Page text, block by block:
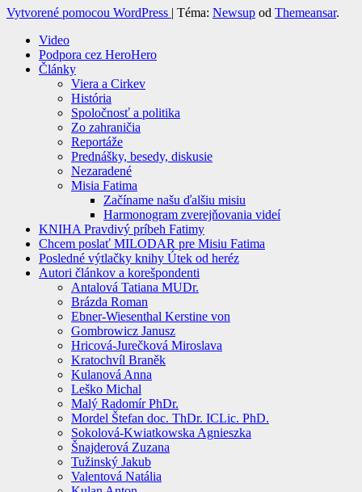
Vytvorené pomocou WordPress | Téma: Newsup od Themeansar.
Video
Podpora cez HeroHero
Články
Viera a Cirkev
História
Spoločnosť a politika
Zo zahraničia
Reportáže
Prednášky, besedy, diskusie
Nezaradené
Misia Fatima
Začíname našu ďalšiu misiu
Harmonogram zverejňovania videí
KNIHA Pravdivý príbeh Fatimy
Chcem poslať MILODAR pre Misiu Fatima
Posledné výtlačky knihy Útek od heréz
Autori článkov a korešpondenti
Antalová Tatiana MUDr.
Brázda Roman
Ebner-Wiesenthal Kerstine von
Gombrowicz Janusz
Hricová-Jurečková Miroslava
Kratochvíl Braněk
Kulanová Anna
Leško Michal
Malý Radomír PhDr.
Mordel Štefan doc. ThDr. ICLic. PhD.
Sokolová-Kwiatkowska Agnieszka
Šnajderová Zuzana
Tužinský Jakub
Valentová Natália